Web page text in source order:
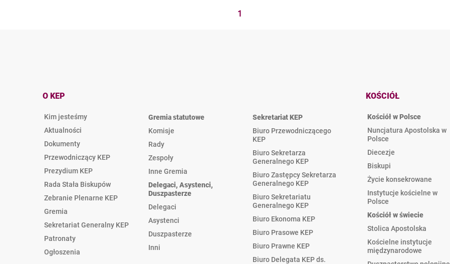
1
O KEP
Kim jesteśmy
Aktualności
Dokumenty
Przewodniczący KEP
Prezydium KEP
Rada Stała Biskupów
Zebranie Plenarne KEP
Gremia
Sekretariat Generalny KEP
Patronaty
Ogłoszenia
Gremia statutowe
Komisje
Rady
Zespoły
Inne Gremia
Delegaci, Asystenci,
Duszpasterze
Delegaci
Asystenci
Duszpasterze
Inni
Sekretariat KEP
Biuro Przewodniczącego
KEP
Biuro Sekretarza
Generalnego KEP
Biuro Zastępcy Sekretarza
Generalnego KEP
Biuro Sekretariatu
Generalnego KEP
Biuro Ekonoma KEP
Biuro Prasowe KEP
Biuro Prawne KEP
Biuro Delegata KEP ds.
KOŚCIÓŁ
Kościół w Polsce
Nuncjatura Apostolska w
Polsce
Diecezje
Biskupi
Życie konsekrowane
Instytucje kościelne w
Polsce
Kościół w świecie
Stolica Apostolska
Kościelne instytucje
międzynarodowe